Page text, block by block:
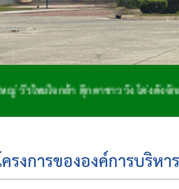
ใจกล้า ตุ๊กตาชาววัง โด่งดังจักสาน ถิ่
รงการขององค์การบริห